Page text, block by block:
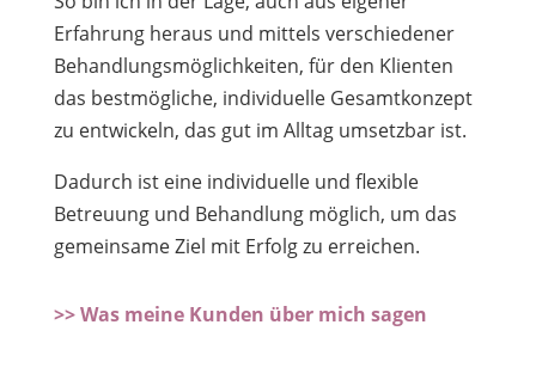
Erfahrung heraus und mittels verschiedener
Behandlungsmöglichkeiten, für den Klienten
das bestmögliche, individuelle Gesamtkonzept
zu entwickeln, das gut im Alltag umsetzbar ist.
Dadurch ist eine individuelle und flexible
Betreuung und Behandlung möglich, um das
gemeinsame Ziel mit Erfolg zu erreichen.
>> Was meine Kunden über mich sagen